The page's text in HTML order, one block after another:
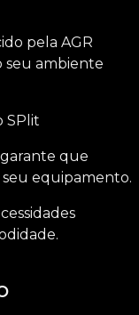
pela AGR
seu ambiente
SPlit
garante que
seu equipamento.